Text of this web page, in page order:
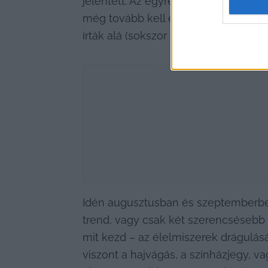
még tovább kell emelni az árakat.
írták alá (sokszor éves)
Idén augusztusban és
trend, vagy csak két
mit kezd – az élelmiszerek
viszont a hajvágás, a színházjegy,